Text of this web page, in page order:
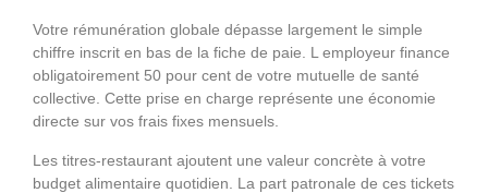
Votre rémunération globale dépasse largement le simple
chiffre inscrit en bas de la fiche de paie. L employeur finance
obligatoirement 50 pour cent de votre mutuelle de santé
collective. Cette prise en charge représente une économie
directe sur vos frais fixes mensuels.
Les titres-restaurant ajoutent une valeur concrète à votre
budget alimentaire quotidien. La part patronale de ces tickets